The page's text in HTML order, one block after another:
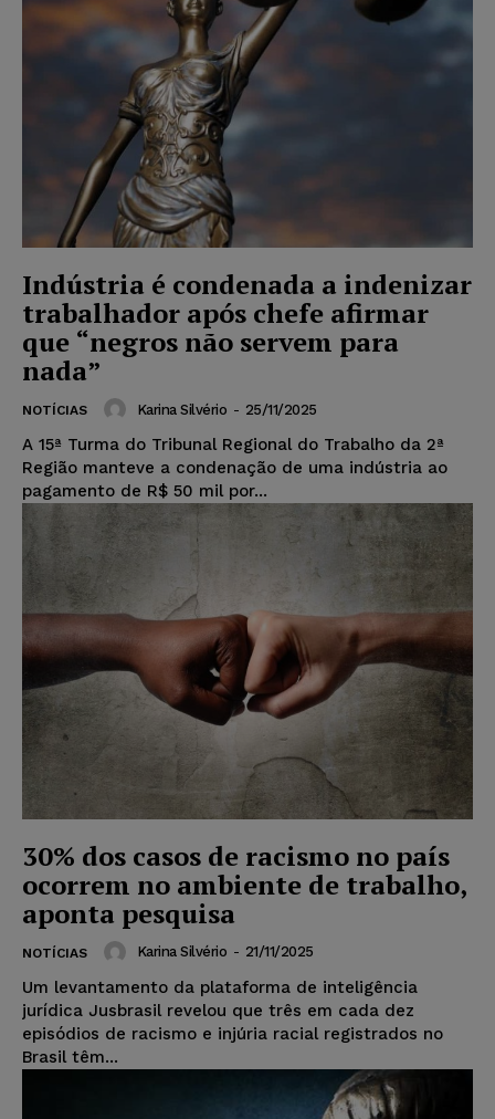
Indústria é condenada a indenizar
trabalhador após chefe afirmar
que “negros não servem para
nada”
NOTÍCIAS Karina Silvério - 25/11/2025
A 15ª Turma do Tribunal Regional do Trabalho da 2ª
Região manteve a condenação de uma indústria ao
pagamento de R$ 50 mil por...
30% dos casos de racismo no país
ocorrem no ambiente de trabalho,
aponta pesquisa
NOTÍCIAS Karina Silvério - 21/11/2025
Um levantamento da plataforma de inteligência
jurídica Jusbrasil revelou que três em cada dez
episódios de racismo e injúria racial registrados no
Brasil têm...